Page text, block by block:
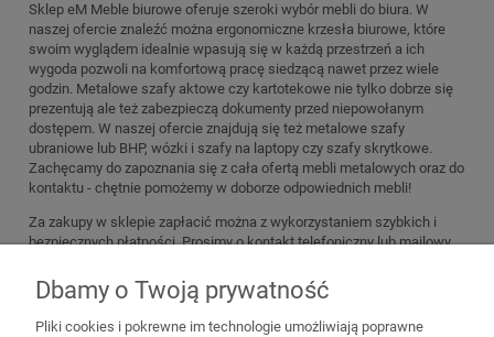
Sklep eM Meble biurowe oferuje szeroki wybór mebli do biura. W
naszej ofercie znaleźć można ergonomiczne krzesła biurowe, które
swoim wyglądem idealnie wpasują się w każdą przestrzeń a ich
wygoda pozwoli na komfortową pracę siedzącą nawet przez wiele
godzin. Metalowe szafy aktowe czy kartotekowe nie tylko dobrze się
prezentują ale też zabezpieczą dokumenty przed niepowołanym
dostępem. W naszej ofercie znajdują się też metalowe szafy
ubraniowe lub BHP, wózki i szafy na laptopy czy szafy skrytkowe.
Zachęcamy do zapoznania się z cała ofertą mebli metalowych oraz do
kontaktu - chętnie pomożemy w doborze odpowiednich mebli!
Za zakupy w sklepie zapłacić można z wykorzystaniem szybkich i
bezpiecznych płatności. Prosimy o kontakt telefoniczny lub mailowy
Zadzwoń lub napisz do nas! Tel. 512 399 799 lub biuro@emmeble.pl
Dbamy o Twoją prywatność
Pliki cookies i pokrewne im technologie umożliwiają poprawne